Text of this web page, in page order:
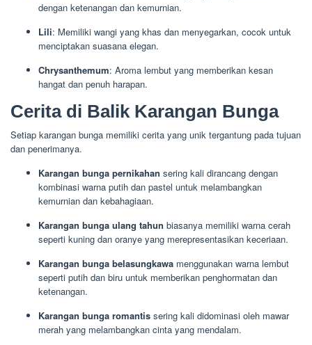
dengan ketenangan dan kemurnian.
Lili: Memiliki wangi yang khas dan menyegarkan, cocok untuk
menciptakan suasana elegan.
Chrysanthemum: Aroma lembut yang memberikan kesan
hangat dan penuh harapan.
Cerita di Balik Karangan Bunga
Setiap karangan bunga memiliki cerita yang unik tergantung pada tujuan
dan penerimanya.
Karangan bunga pernikahan sering kali dirancang dengan
kombinasi warna putih dan pastel untuk melambangkan
kemurnian dan kebahagiaan.
Karangan bunga ulang tahun biasanya memiliki warna cerah
seperti kuning dan oranye yang merepresentasikan keceriaan.
Karangan bunga belasungkawa menggunakan warna lembut
seperti putih dan biru untuk memberikan penghormatan dan
ketenangan.
Karangan bunga romantis sering kali didominasi oleh mawar
merah yang melambangkan cinta yang mendalam.